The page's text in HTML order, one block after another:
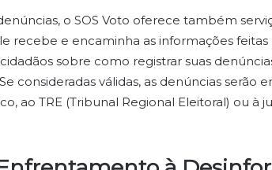
o SOS Voto oferece também
recebe e encaminha as informações
cidadãos sobre como registrar suas
consideradas válidas, as denúncias serão
ao TRE (Tribunal Regional Eleitoral) ou à